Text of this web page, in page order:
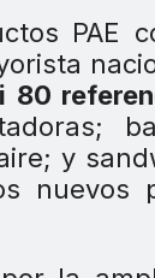
PAE
80
y
nuevos